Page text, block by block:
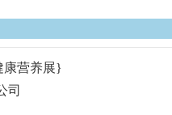
康营养展}
司